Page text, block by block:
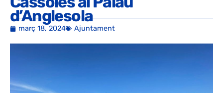
d’Anglesola
març 18, 2024 Ajuntament